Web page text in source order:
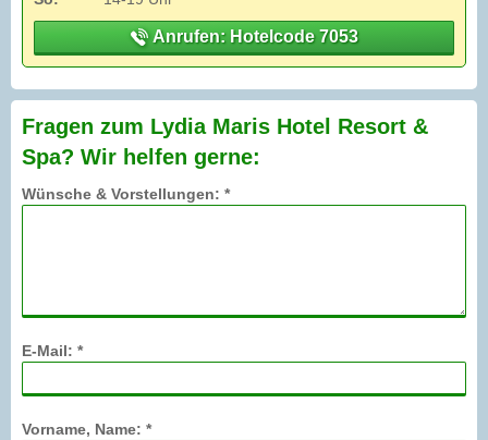
Anrufen: Hotelcode 7053
Fragen zum Lydia Maris Hotel Resort &
Spa? Wir helfen gerne:
Wünsche & Vorstellungen: *
E-Mail: *
Vorname, Name: *